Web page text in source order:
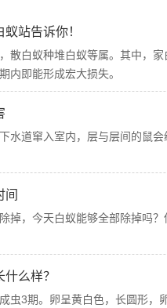
站告诉你！
散白蚁种堆白蚁等属。其中，
内即能形成宏大损失。
道窜入室内，层与层间的鼠会
间
掉，今天白蚁能够全部除掉吗
么样？
虫3期。卵呈黄白色，长圆形